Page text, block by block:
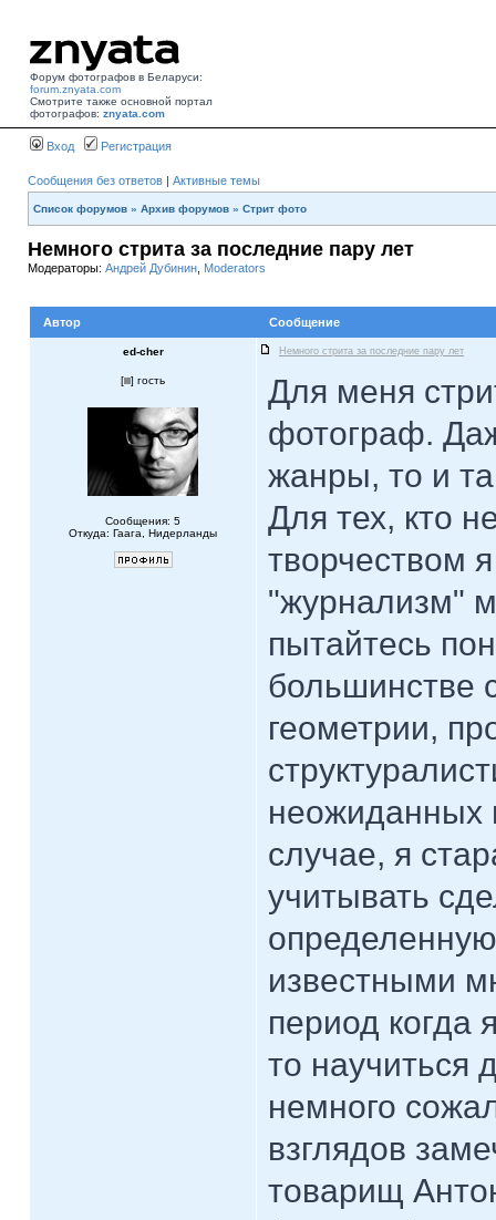
Форум фотографов в Беларуси:
forum.znyata.com
Смотрите также основной портал
фотографов: znyata.com
Вход Регистрация
Сообщения без ответов | Активные темы
Список форумов » Архив форумов » Стрит фото
Немного стрита за последние пару лет
Модераторы: Андрей Дубинин Moderators
Автор Сообщение
ed-cher Немного стрита за последние пару лет
[ ] гость
Сообщения: 5
Откуда: Гаага, Нидерланды
Для меня
фотограф.
жанры, то и
Для тех, кто
творчеством
"журнализм"
пытайтесь
большинстве
геометрии,
неожиданных
случае, я
учитывать
известными
период когда
то научиться
немного
взглядов
товарищ